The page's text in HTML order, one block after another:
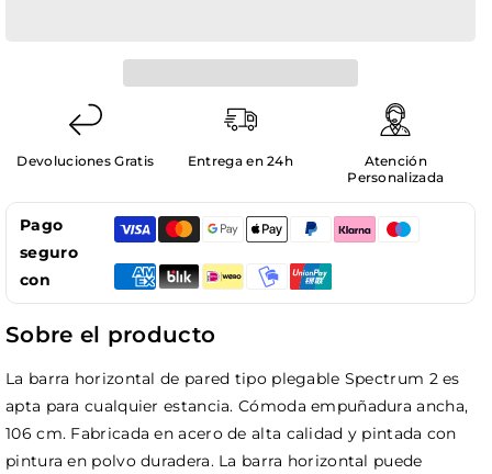
Horizontal
Pared
Agarre
Ancho
150
kg
SPECTRUM
SPEKTR2
102
cm
Blanco
Horizontal
de
Ancho
150
kg
SPEKTR2
102
cm
Blanco
Devoluciones Gratis Entrega en 24h
Atención
Personalizada
Pago
seguro
con
Sobre el producto
La barra horizontal de pared tipo plegable Spectrum 2 es
apta para cualquier estancia. Cómoda empuñadura ancha,
106 cm. Fabricada en acero de alta calidad y pintada con
pintura en polvo duradera. La barra horizontal puede